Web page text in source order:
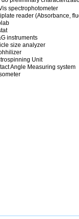
spectrophotometer
reader (Absorbance,
instruments
size analyzer
Unit
Angle Measuring system